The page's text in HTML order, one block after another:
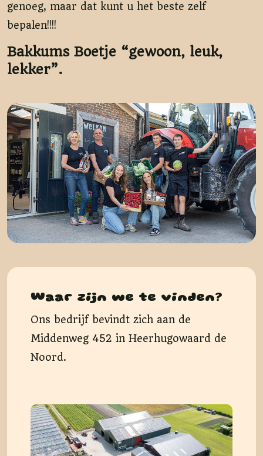
genoeg, maar dat kunt u het beste zelf
bepalen!!!!
Bakkums Boetje “gewoon, leuk,
lekker”.
Waar zijn we te vinden?
Ons bedrijf bevindt zich aan de
Middenweg 452 in Heerhugowaard de
Noord.